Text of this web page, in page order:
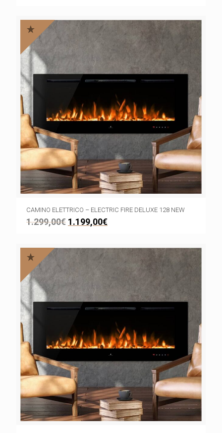
CAMINO ELETTRICO – ELECTRIC FIRE DELUXE 128 NEW
1.299,00€ 1.199,00€